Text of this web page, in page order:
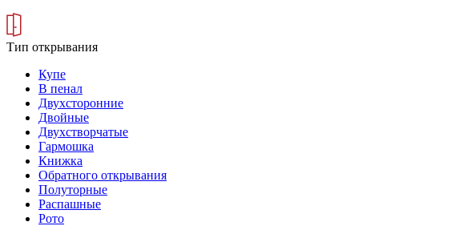
Тип открывания
Купе
В пенал
Двухсторонние
Двойные
Двухстворчатые
Гармошка
Книжка
Обратного открывания
Полуторные
Распашные
Рото